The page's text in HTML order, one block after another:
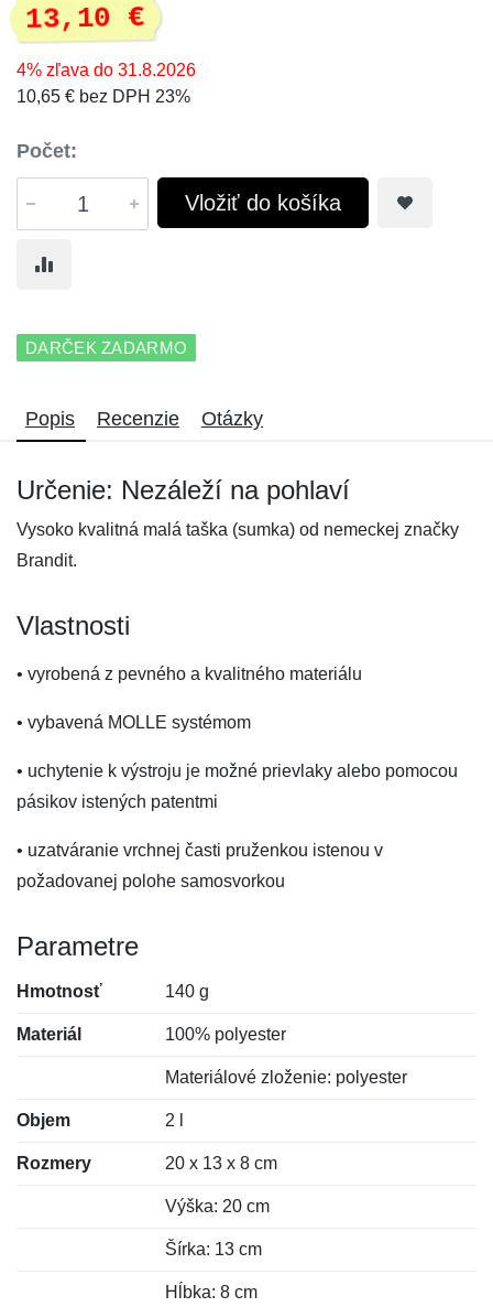
13,10 €
4% zľava do 31.8.2026
10,65 € bez DPH 23%
Počet:
Vložiť do košíka
DARČEK ZADARMO
Popis Recenzie Otázky
Určenie: Nezáleží na pohlaví
Vysoko kvalitná malá taška (sumka) od nemeckej značky
Brandit.
Vlastnosti
• vyrobená z pevného a kvalitného materiálu
• vybavená MOLLE systémom
• uchytenie k výstroju je možné prievlaky alebo pomocou
pásikov istených patentmi
• uzatváranie vrchnej časti pruženkou istenou v
požadovanej polohe samosvorkou
Parametre
Hmotnosť 140 g
Materiál 100% polyester
Materiálové zloženie: polyester
Objem 2 l
Rozmery 20 x 13 x 8 cm
Výška: 20 cm
Šírka: 13 cm
Hĺbka: 8 cm